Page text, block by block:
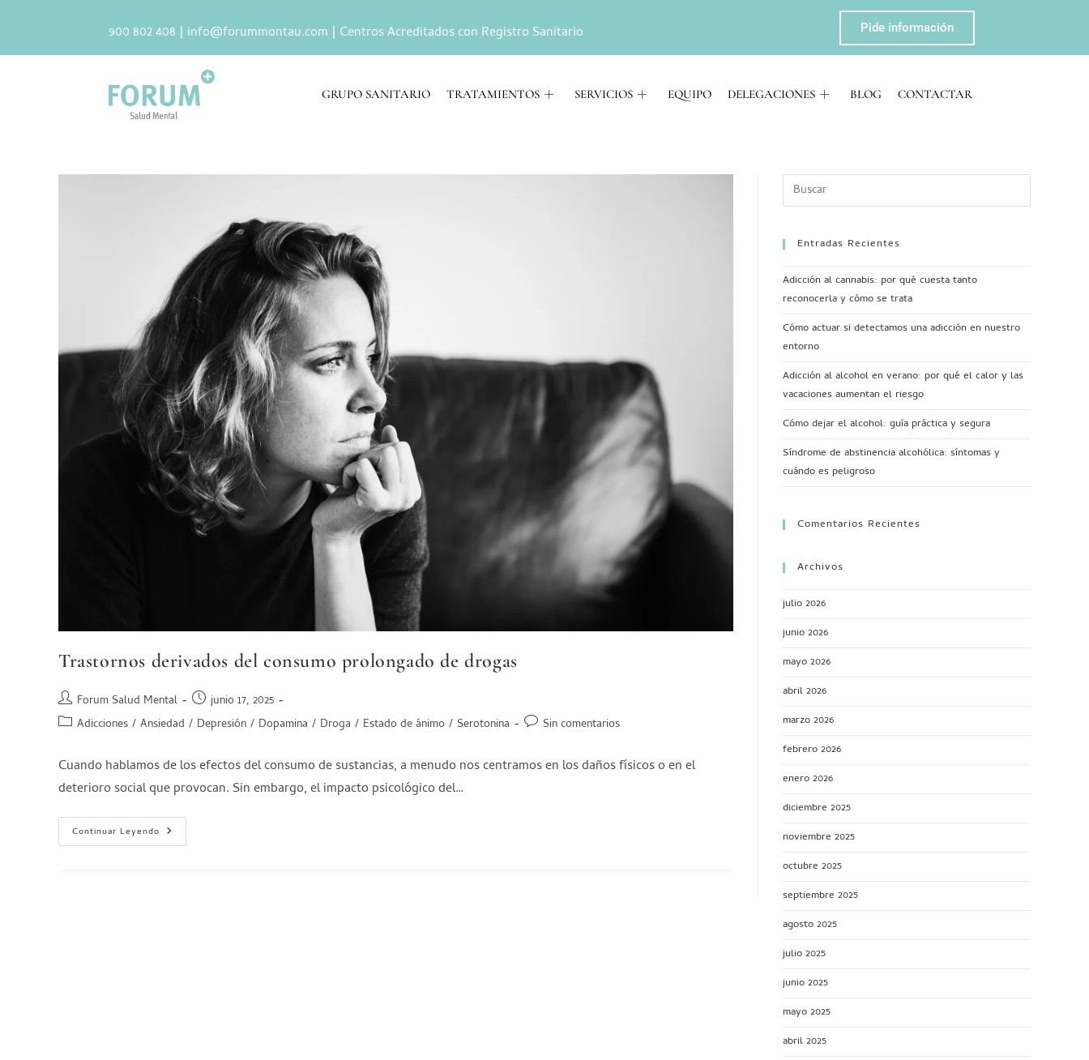
900 802 408 | info@forummontau.com | Centros Acreditados con Registro Sanitario Pide información
GRUPO SANITARIO TRATAMIENTOS SERVICIOS EQUIPO DELEGACIONES BLOG CONTACTAR
Trastornos derivados del consumo prolongado de drogas
Forum Salud Mental
junio 17, 2025
Adicciones / Ansiedad / Depresión / Dopamina / Droga / Estado de ánimo / Serotonina Sin comentarios
Cuando hablamos de los efectos del consumo de sustancias, a menudo nos centramos en los daños físicos o en el
deterioro social que provocan. Sin embargo, el impacto psicológico del…
Continuar Leyendo
Entradas Recientes
Adicción al cannabis: por qué cuesta tanto
reconocerla y cómo se trata
Cómo actuar si detectamos una adicción en nuestro
entorno
Adicción al alcohol en verano: por qué el calor y las
vacaciones aumentan el riesgo
Cómo dejar el alcohol: guía práctica y segura
Síndrome de abstinencia alcohólica: síntomas y
cuándo es peligroso
Comentarios Recientes
Archivos
julio 2026
junio 2026
mayo 2026
abril 2026
marzo 2026
febrero 2026
enero 2026
diciembre 2025
noviembre 2025
octubre 2025
septiembre 2025
agosto 2025
julio 2025
junio 2025
mayo 2025
abril 2025